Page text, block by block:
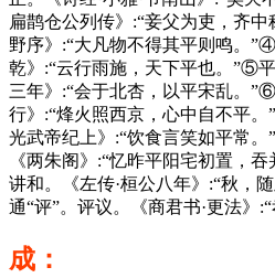
扁鹊仓公列传》:“妾父为吏，齐
野序》:“大凡物不得其平则鸣。
乾》:“云行雨施，天下平也。”⑤
三年》:“会于北杏，以平宋乱。
行》:“烽火照西京，心中自不平
光武帝纪上》:“饮食言笑如平常
《两朱阁》:“忆昨平阳宅初置，
讲和。《左传·桓公八年》:“秋，
通“评”。评议。《商君书·更法》
成：